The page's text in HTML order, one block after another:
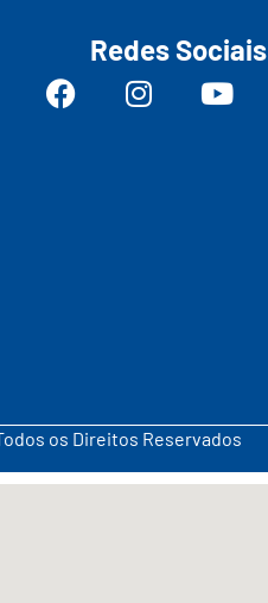
Redes Sociais
os Direitos Reservados